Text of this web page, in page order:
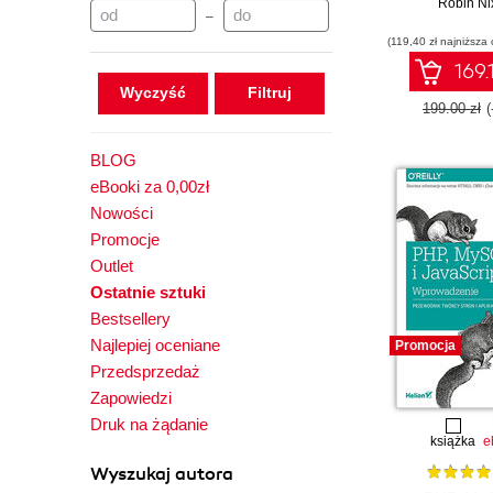
–
Wyczyść
BLOG
eBooki za 0,00zł
Nowości
Promocje
Outlet
Ostatnie sztuki
Bestsellery
Najlepiej oceniane
Przedsprzedaż
Zapowiedzi
Druk na żądanie
Wyszukaj autora
Robin
(119,40 zł
199.00 zł
Promocja
książka